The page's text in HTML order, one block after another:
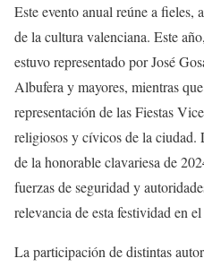
Este evento anual reúne a fieles,
de la cultura valenciana. Este
estuvo representado por José
Albufera y mayores, mientras
representación de las Fiestas
religiosos y cívicos de la ciudad.
de la honorable clavariesa de
fuerzas de seguridad y
relevancia de esta festividad en
La participación de distintas